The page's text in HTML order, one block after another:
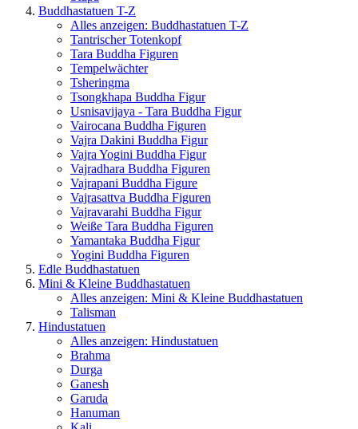
Buddhastatuen T-Z
Alles anzeigen: Buddhastatuen T-Z
Tantrischer Totenkopf
Tara Buddha Figuren
Tempelwächter
Tsheringma
Tsongkhapa Buddha Figur
Usnisavijaya - Tara Buddha Figur
Vairocana Buddha Figuren
Vajra Dakini Buddha Figur
Vajra Yogini Buddha Figur
Vajradhara Buddha Figuren
Vajrapani Buddha Figure
Vajrasattva Buddha Figuren
Vajravarahi Buddha Figur
Weiße Tara Buddha Figuren
Yamantaka Buddha Figur
Yogini Buddha Figuren
Edle Buddhastatuen
Mini & Kleine Buddhastatuen
Alles anzeigen: Mini & Kleine Buddhastatuen
Talisman
Hindustatuen
Alles anzeigen: Hindustatuen
Brahma
Durga
Ganesh
Garuda
Hanuman